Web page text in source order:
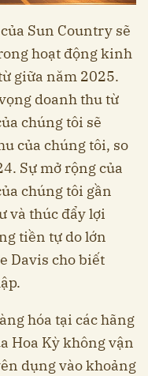
Sun Country sẽ
hoạt động kinh
giữa năm 2025.
doanh thu từ
chúng tôi sẽ
của chúng tôi, so
Sự mở rộng của
chúng tôi gần
và thúc đẩy lợi
tiền tự do lớn
Davis cho biết
hóa tại các hãng
Hoa Kỳ không vận
dụng vào khoảng